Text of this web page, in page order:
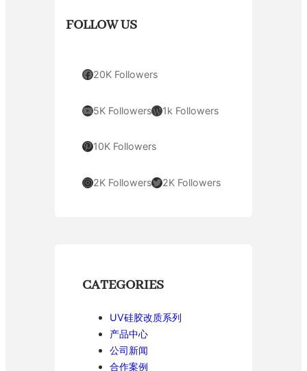
FOLLOW US
Facebook 20K Followers
YouTube 5K FollowersWordPress 1k Followers
Pinterest 10K Followers
Instagram 2K FollowersTwitter 2K Followers
CATEGORIES
UV硅胶改质系列
产品中心
公司新闻
合作案例